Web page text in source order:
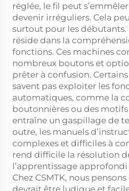
réglée, le fil peut
devenir irréguliers. Cela
surtout pour les
réside dans la
fonctions. Ces machines
nombreux boutons et
prêter à confusion.
savent pas exploiter les
automatiques, comme la
boutonnières ou des
entraîne un gaspillage de
outre, les manuels
complexes et difficiles à
rend difficile la résolution
l’apprentissage
Chez CSMTK, nous
devrait être ludique et